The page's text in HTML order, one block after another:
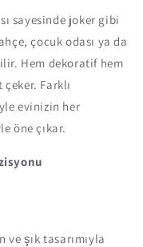
sayesinde joker gibi
çocuk odası ya da
Hem dekoratif hem
Farklı
evinizin her
öne çıkar.
ve şık tasarımıyla